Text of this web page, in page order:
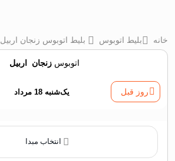
خانه بلیط اتوبوس بلیط اتوبوس زنجان اربیل
اتوبوسزنجان اربیل
روز قبل یک‌شنبه 18 مرداد